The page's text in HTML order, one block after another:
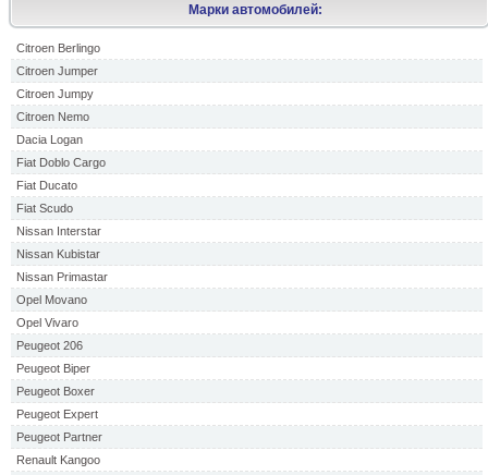
Марки автомобилей:
Citroen Berlingo
Citroen Jumper
Citroen Jumpy
Citroen Nemo
Dacia Logan
Fiat Doblo Cargo
Fiat Ducato
Fiat Scudo
Nissan Interstar
Nissan Kubistar
Nissan Primastar
Opel Movano
Opel Vivaro
Peugeot 206
Peugeot Biper
Peugeot Boxer
Peugeot Expert
Peugeot Partner
Renault Kangoo